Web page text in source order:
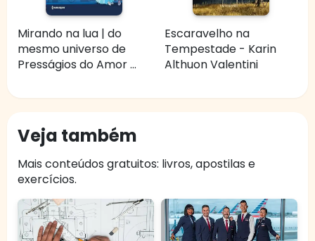
Mirando na lua | do
mesmo universo de
Presságios do Amor ...
Escaravelho na
Tempestade - Karin
Althuon Valentini
Veja também
Mais conteúdos gratuitos: livros, apostilas e
exercícios.